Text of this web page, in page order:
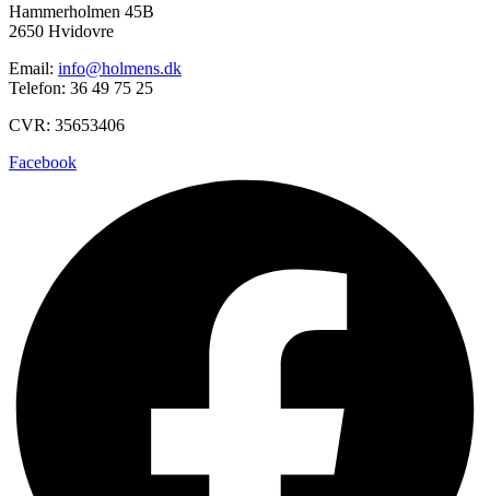
Hammerholmen 45B
2650 Hvidovre
Email: info@holmens.dk
Telefon: 36 49 75 25
CVR: 35653406
Facebook